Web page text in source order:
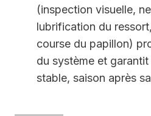
(inspection visuelle,
lubrification du
course du papillon)
du système et
stable, saison après